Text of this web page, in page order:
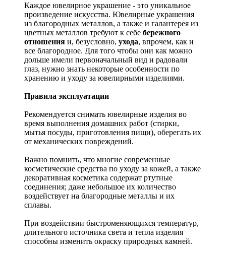
Каждое ювелирное украшение - это уникальное
произведение искусства. Ювелирные украшения
из благородных металлов, а также и галантерея из
цветных металлов требуют к себе бережного
отношения и, безусловно, ухода, впрочем, как и
все благородное. Для того чтобы они как можно
дольше имели первоначальный вид и радовали
глаз, нужно знать некоторые особенности по
хранению и уходу за ювелирными изделиями.
Правила эксплуатации
Рекомендуется снимать ювелирные изделия во
время выполнения домашних работ (стирки,
мытья посуды, приготовления пищи), оберегать их
от механических повреждений.
Важно помнить, что многие современные
косметические средства по уходу за кожей, а также
декоративная косметика содержат ртутные
соединения; даже небольшое их количество
воздействует на благородные металлы и их
сплавы.
При воздействии быстроменяющихся температур,
длительного источника света и тепла изделия
способны изменить окраску природных камней.